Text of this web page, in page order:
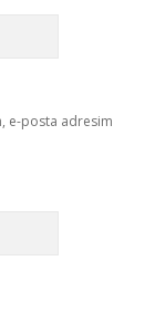
e-posta adresim